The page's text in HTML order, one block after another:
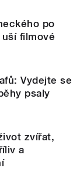
po
filmové
Vydejte se
psaly
zvířat,
a